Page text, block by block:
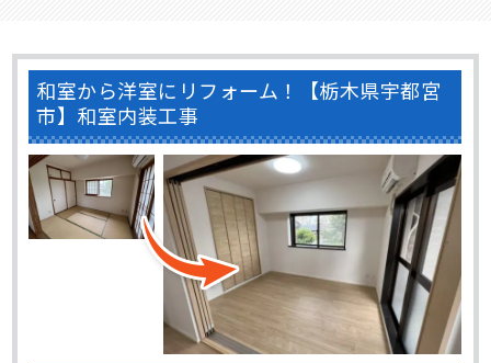
和室から洋室にリフォーム！【栃木県宇都宮
市】和室内装工事